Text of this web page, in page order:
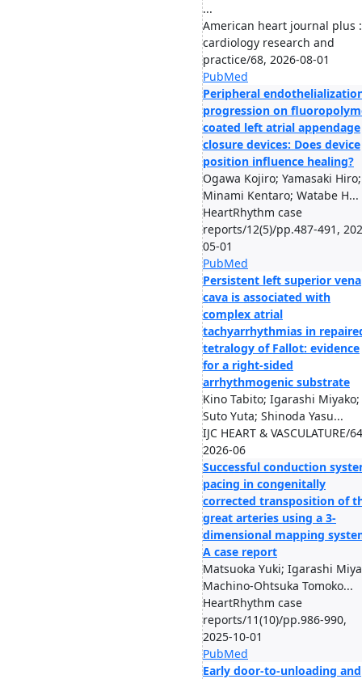
...
American heart journal plus :
cardiology research and
practice/68, 2026-08-01
PubMed
Peripheral
progression on
coated left atrial appendage
closure devices: Does device
position influence healing?
Ogawa Kojiro; Yamasaki Hiro;
Minami Kentaro; Watabe H...
HeartRhythm case
reports/12(5)/pp.487-491,
05-01
PubMed
Persistent left superior vena
cava is associated with
complex atrial
tachyarrhythmias in
tetralogy of Fallot: evidence
for a right-sided
arrhythmogenic substrate
Kino Tabito; Igarashi Miyako;
Suto Yuta; Shinoda Yasu...
IJC HEART & VASCULATURE/
2026-06
Successful conduction
pacing in congenitally
corrected transposition of
great arteries using a 3-
dimensional mapping
A case report
Matsuoka Yuki; Igarashi
Machino-Ohtsuka Tomoko...
HeartRhythm case
reports/11(10)/pp.986-990,
2025-10-01
PubMed
Early door-to-unloading and